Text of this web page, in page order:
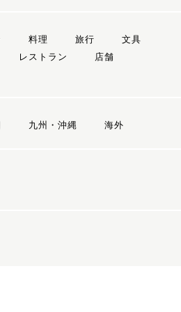
料理 旅行
文具
レストラン
店舗
九州・沖縄 海外